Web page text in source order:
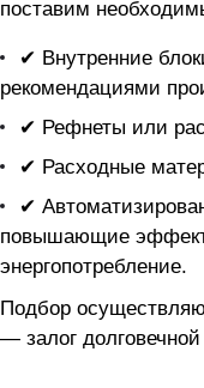
поставим
✔ Внутренние
рекомендациями
✔ Рефнеты или
✔ Расходные
✔
повышающие
энергопотребление.
Подбор
— залог